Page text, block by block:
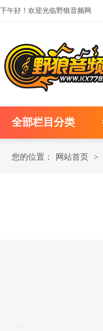
下午好！欢迎光临野狼音频网
全部栏目分类
您的位置： 网站首页 >